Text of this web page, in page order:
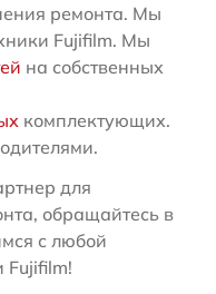
ремонта. Мы
Fujifilm. Мы
на собственных
комплектующих.
для
обращайтесь в
с любой
Fujifilm!